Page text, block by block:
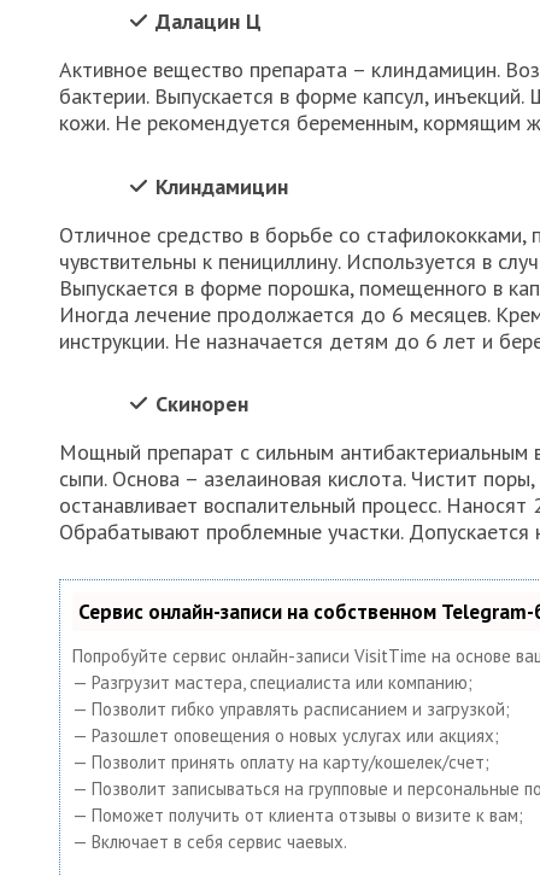
Далацин Ц
Активное вещество препарата – клиндамицин.
бактерии. Выпускается в форме капсул,
кожи. Не рекомендуется беременным, кормящим
Клиндамицин
Отличное средство в борьбе со
чувствительны к пенициллину. Используется в
Выпускается в форме порошка, помещенного в
Иногда лечение продолжается до 6 месяцев.
инструкции. Не назначается детям до 6 лет и
Скинорен
Мощный препарат с сильным антибактериальным
сыпи. Основа – азелаиновая кислота. Чистит
останавливает воспалительный процесс.
Обрабатывают проблемные участки. Допускается
Сервис онлайн-записи на собственном
Попробуйте сервис онлайн-записи VisitTime на основе
— Разгрузит мастера, специалиста или компанию;
— Позволит гибко управлять расписанием и загрузкой;
— Разошлет оповещения о новых услугах или акциях;
— Позволит принять оплату на карту/кошелек/счет;
— Позволит записываться на групповые и персональные
— Поможет получить от клиента отзывы о визите к вам;
— Включает в себя сервис чаевых.